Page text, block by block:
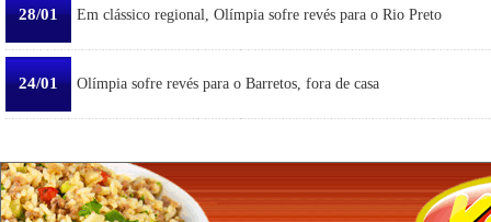
28/01 Em clássico regional, Olímpia sofre revés para o Rio Preto
24/01 Olímpia sofre revés para o Barretos, fora de casa